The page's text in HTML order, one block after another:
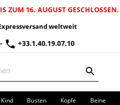
ZUM 16. AUGUST GESCHLOSSEN.
weltweit
- +33.1.40.19.07.10
Büsten Köpfe Beine